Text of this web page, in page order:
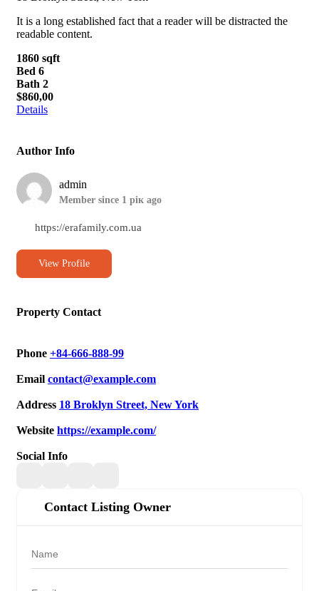
It is a long established fact that a reader will be distracted the
readable content.
1860 sqft
Bed 6
Bath 2
$860,00
Details
Author Info
admin
Member since 1 рік ago
https://erafamily.com.ua
View Profile
Property Contact
Phone +84-666-888-99
Email contact@example.com
Address 18 Broklyn Street, New York
Website https://example.com/
Social Info
Contact Listing Owner